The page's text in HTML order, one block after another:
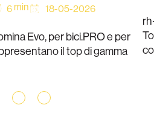
6 min 18-05-2026
Evo, per bici.PRO e per
il top di gamma